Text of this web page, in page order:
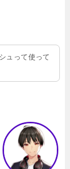
ュって使って